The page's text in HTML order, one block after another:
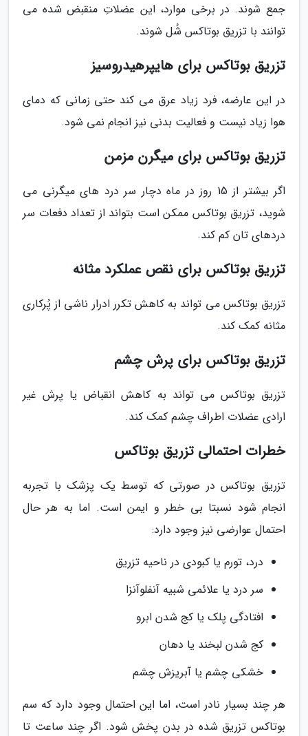
جمع شوند. در برخی موارد، این عضلاتِ منقبض شده می
توانند با تزریق بوتاکس شُل شوند.
تزریق بوتاکس برای هایپرهیدروسیز
در این عارضه، فرد زیاد عرق می کند حتی زمانی که دمای
هوا زیاد نیست و فعالیت بدنی نیز انجام نمی شود.
تزریق بوتاکس برای میگرن مزمن
اگر بیشتر از 15 روز در ماه دچار سر درد های میگرنی می
شوید، تزریق بوتاکس ممکن است بتواند از تعداد دفعات سر
دردهای تان کم کند.
تزریق بوتاکس برای نقص عملکرد مثانه
تزریق بوتاکس می تواند به کاهش تکرر ادرار ناشی از پُرکاری
مثانه کمک کند.
تزریق بوتاکس برای پرش چشم
تزریق بوتاکس می تواند به کاهش انقباض یا پرش غیر
ارادی عضلات اطراف چشم کمک کند.
خطرات احتمالی تزریق بوتاکس
تزریق بوتاکس در صورتی که توسط یک پزشک با تجربه
انجام شود نسبتا بی خطر و ایمن است. اما به هر حال
احتمال عوارضی نیز وجود دارد:
درد، تورم یا کبودی در ناحیه تزریق
سر درد یا علائمی شبیه آنفلوآنزا
افتادگی پلک یا کج شدن ابرو
کج شدن لبخند یا دهان
خشکی چشم یا آبریزش چشم
هر چند بسیار نادر است، اما این احتمال وجود دارد که سم
بوتاکس تزریق شده در بدن پخش شود. اگر چند ساعت تا